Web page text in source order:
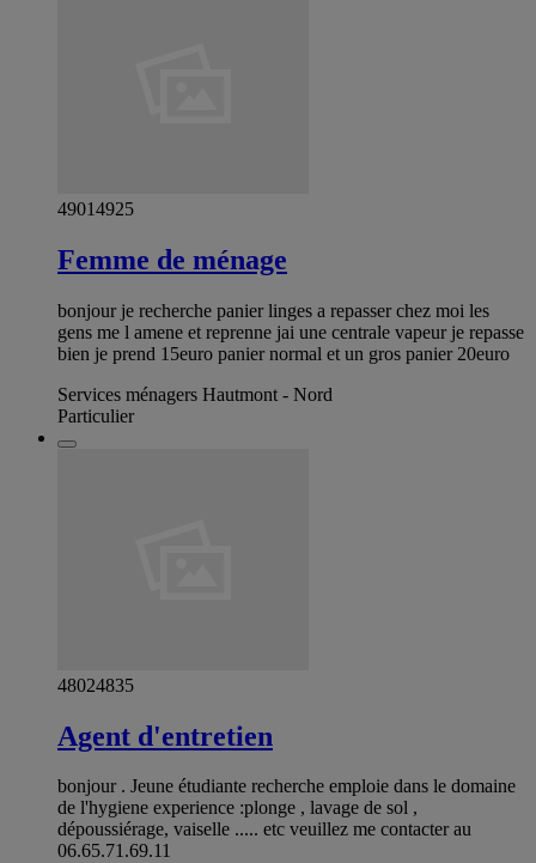
49014925
Femme de ménage
bonjour je recherche panier linges a repasser chez moi les
gens me l amene et reprenne jai une centrale vapeur je repasse
bien je prend 15euro panier normal et un gros panier 20euro
Services ménagers Hautmont - Nord
Particulier
48024835
Agent d'entretien
bonjour . Jeune étudiante recherche emploie dans le domaine
de l'hygiene experience :plonge , lavage de sol ,
dépoussiérage, vaiselle ..... etc veuillez me contacter au
06.65.71.69.11